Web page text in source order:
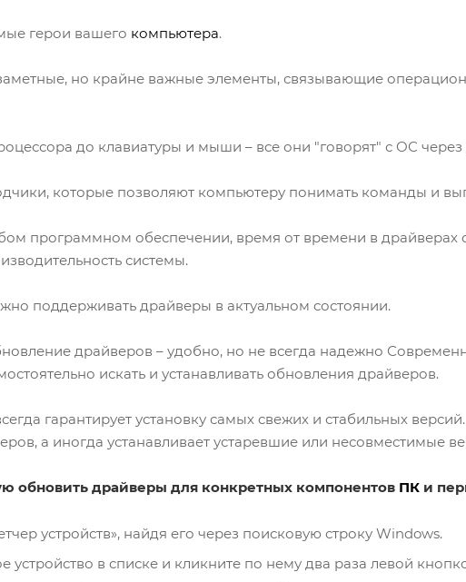
герои вашего компьютера.
но крайне важные элементы, связывающие
до клавиатуры и мыши – все они "говорят" с ОС
которые позволяют компьютеру понимать команды и
программном обеспечении, время от времени в
системы.
поддерживать драйверы в актуальном состоянии.
драйверов – удобно, но не всегда надежно
искать и устанавливать обновления драйверов.
гарантирует установку самых свежих и стабильных
а иногда устанавливает устаревшие или несовместимые
обновить драйверы для конкретных компонентов ПК и
устройств», найдя его через поисковую строку Windows.
устройство в списке и кликните по нему два раза левой